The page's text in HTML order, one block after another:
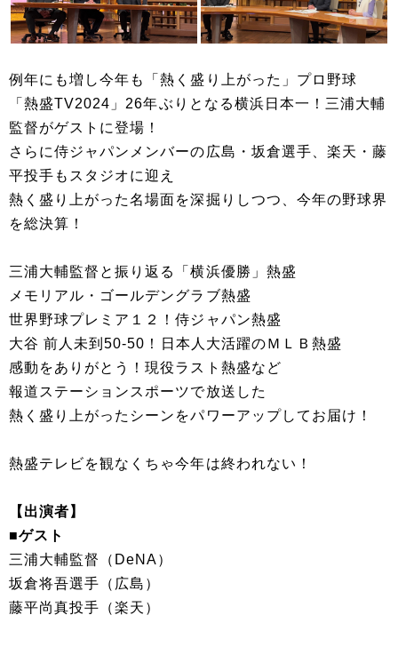
例年にも増し今年も「熱く盛り上がった」プロ野球
「熱盛TV2024」26年ぶりとなる横浜日本一！三浦大輔
監督がゲストに登場！
さらに侍ジャパンメンバーの広島・坂倉選手、楽天・藤
平投手もスタジオに迎え
熱く盛り上がった名場面を深掘りしつつ、今年の野球界
を総決算！
三浦大輔監督と振り返る「横浜優勝」熱盛
メモリアル・ゴールデングラブ熱盛
世界野球プレミア１２！侍ジャパン熱盛
大谷 前人未到50-50！日本人大活躍のＭＬＢ熱盛
感動をありがとう！現役ラスト熱盛など
報道ステーションスポーツで放送した
熱く盛り上がったシーンをパワーアップしてお届け！
熱盛テレビを観なくちゃ今年は終われない！
【出演者】
■ゲスト
三浦大輔監督（DeNA）
坂倉将吾選手（広島）
藤平尚真投手（楽天）